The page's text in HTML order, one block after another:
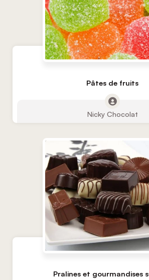
Pâtes de fruits
Nicky Chocolat
Pralines et gourmandises